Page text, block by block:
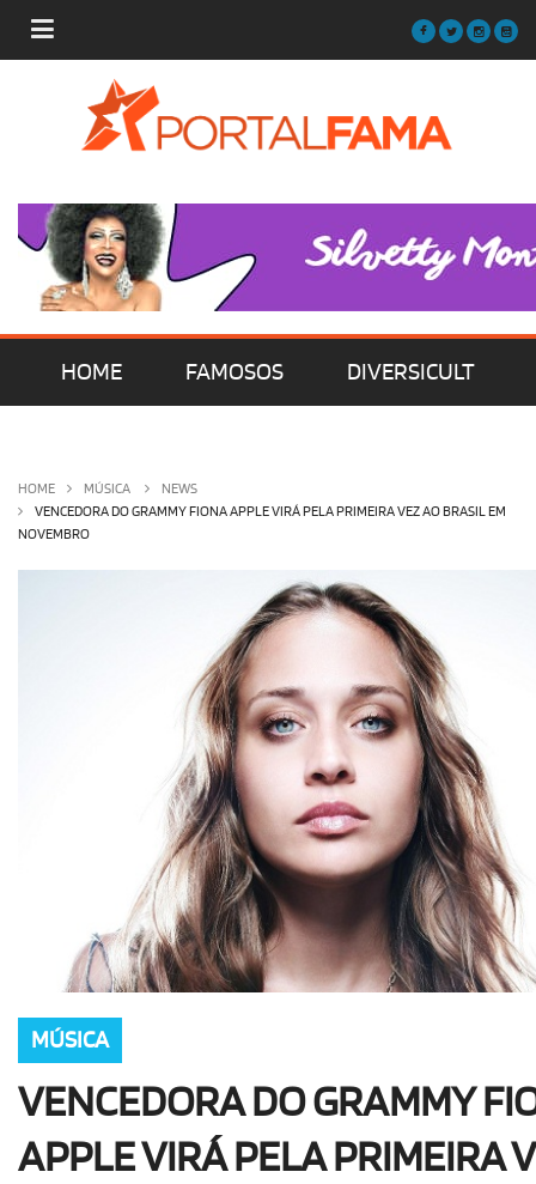
HOME FAMOSOS DIVERSICULT
HOME MÚSICA
NEWS
VENCEDORA DO GRAMMY FIONA APPLE VIRÁ PELA PRIMEIRA VEZ AO BRASIL EM
NOVEMBRO
MÚSICA
VENCEDORA DO GRAMMY
APPLE VIRÁ PELA PRIMEIRA